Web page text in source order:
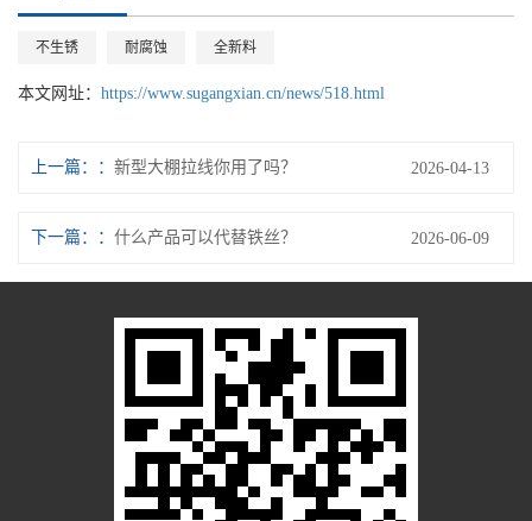
不生锈 耐腐蚀 全新料
本文网址： https://www.sugangxian.cn/news/518.html
上一篇： 新型大棚拉线你用了吗？ 2026-04-13
下一篇： 什么产品可以代替铁丝？ 2026-06-09